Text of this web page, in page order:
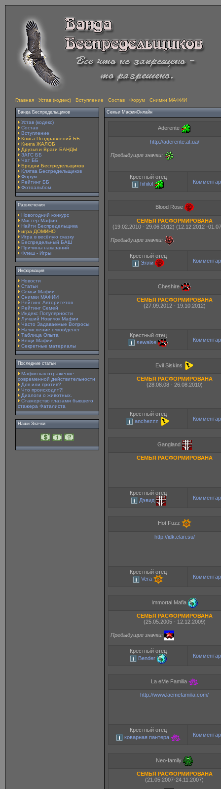
Главная · Устав (кодекс) · Вступление · Состав · Форум · Снимки МАФИИ
Банда Беспредельщиков
Устав (кодекс)
Состав
Вступление
Книга Поздравлений ББ
Книга ЖАЛОБ
Друзья и Враги БАНДЫ
ЗАГС ББ
Чат ББ
Бредни Беспредельщиков
Клятва Беспредельщиков
Форум
Рейтинг ББ
Фотоальбом
Развлечения
Новогодний конкурс
Мистер Мафия
Найти Беспредельщика
игра ДОМИНО
Игра в весёлую сказку
Беспредельный БАШ
Причины наказаний
Флеш - Игры
Информация
Новости
Статьи
Семьи Мафии
Снимки МАФИИ
Рейтинг Авторитетов
Рейтинг Семей
Индекс Популярности
Лучший Новичок Мафии
Часто Задаваемые Вопросы
Начисление очков/денег
Таблица Опыта
Вещи Мафии
Секретные материалы
Последние статьи
Мафия как отражение
современной действительности
Для или против?
Что происходит?!
Диалоги о животных.
Стажерство глазами бывшего
стажера Фаталиста
Наши Значки
Семьи МафииОнлайн
Aderente
http://aderente.at.ua/
Предыдущие значки:
Крестный отец
hihilol
Blood Rose
СЕМЬЯ РАСФОРМИРОВАНА
(19.02.2010 - 29.06.2012) (12.12.2012 -
Предыдущие значки:
Крестный отец
Элли
Cheshire
СЕМЬЯ РАСФОРМИРОВАНА
(27.09.2012 - 19.10.2012)
Крестный отец
sewalse
Evil Siskins
СЕМЬЯ РАСФОРМИРОВАНА
(28.08.08 - 26.08.2010)
Крестный отец
anchezzz
Gangland
СЕМЬЯ РАСФОРМИРОВАНА
Крестный отец
Дэвид
Hot Fuzz
http://idk.clan.su/
Крестный отец
Vera
Immortal Mafia
СЕМЬЯ РАСФОРМИРОВАНА
(25.05.2005 - 12.12.2009)
Предыдущие значки:
Крестный отец
Bender
La eMe Familia
http://www.laemefamilia.com/
Крестный отец
коварная пантера
Neo-family
СЕМЬЯ РАСФОРМИРОВАНА
(21.05.2007-24.11.2007)